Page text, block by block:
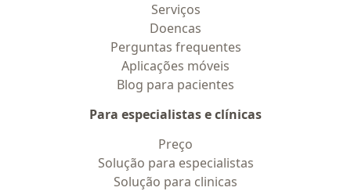
Serviços
Doencas
Perguntas frequentes
Aplicações móveis
Blog para pacientes
Para especialistas e clínicas
Preço
Solução para especialistas
Solução para clinicas